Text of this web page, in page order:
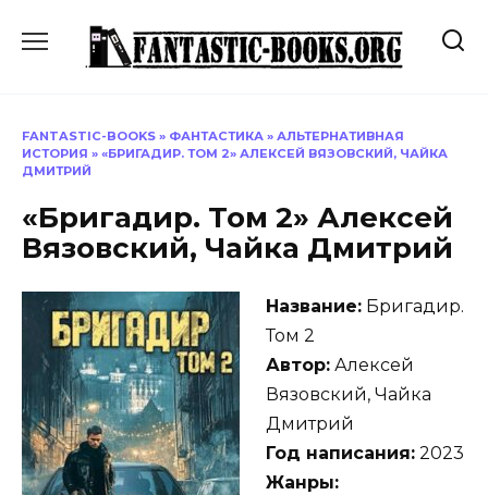
содержанию
FANTASTIC-BOOKS » ФАНТАСТИКА » АЛЬТЕРНАТИВНАЯ
ИСТОРИЯ » «БРИГАДИР. ТОМ 2» АЛЕКСЕЙ ВЯЗОВСКИЙ, ЧАЙКА
ДМИТРИЙ
«Бригадир. Том 2» Алексей
Вязовский, Чайка Дмитрий
Название: Бригадир.
Том 2
Автор: Алексей
Вязовский, Чайка
Дмитрий
Год написания: 2023
Жанры: